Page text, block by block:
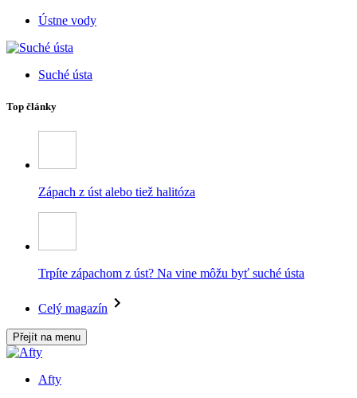
Ústne vody
Suché ústa
Top články
Zápach z úst alebo tiež halitóza
Trpíte zápachom z úst? Na vine môžu byť suché ústa
Celý magazín
Přejít na menu
Afty